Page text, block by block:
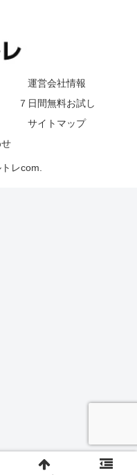
運営会社情報
７日間無料お試し
サイトマップ
レcom.